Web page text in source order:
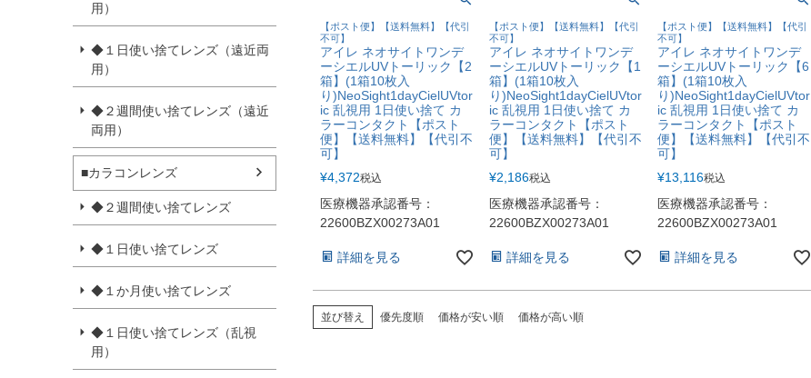
用）
◆１日使い捨てレンズ（遠近両
用）
◆２週間使い捨てレンズ（遠近
両用）
■カラコンレンズ
◆２週間使い捨てレンズ
◆１日使い捨てレンズ
◆１か月使い捨てレンズ
◆１日使い捨てレンズ（乱視
用）
【ポスト便】【送料無料】【代引
不可】
アイレ ネオサイトワンデ
ーシエルUVトーリック【2
箱】(1箱10枚入
り)NeoSight1dayCielUVtor
ic 乱視用 1日使い捨て カ
ラーコンタクト【ポスト
便】【送料無料】【代引不
可】
¥4,372税込
医療機器承認番号：
22600BZX00273A01
詳細を見る
【ポスト便】【送料無料】【代引
不可】
アイレ ネオサイトワンデ
ーシエルUVトーリック【1
箱】(1箱10枚入
り)NeoSight1dayCielUVtor
ic 乱視用 1日使い捨て カ
ラーコンタクト【ポスト
便】【送料無料】【代引不
可】
¥2,186税込
医療機器承認番号：
22600BZX00273A01
詳細を見る
【ポスト便】【送料無料】【代引
不可】
アイレ ネオサイトワンデ
ーシエルUVトーリック【6
箱】(1箱10枚入
り)NeoSight1dayCielUVtor
ic 乱視用 1日使い捨て カ
ラーコンタクト【ポスト
便】【送料無料】【代引不
可】
¥13,116税込
医療機器承認番号：
22600BZX00273A01
詳細を見る
並び替え 優先度順 価格が安い順 価格が高い順